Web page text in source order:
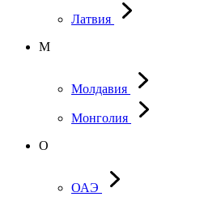
Латвия
М
Молдавия
Монголия
О
ОАЭ